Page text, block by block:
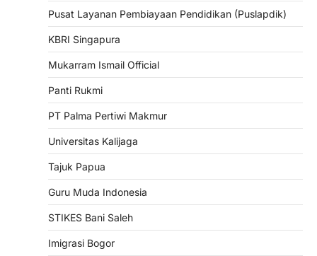
Pusat Layanan Pembiayaan Pendidikan (Puslapdik)
KBRI Singapura
Mukarram Ismail Official
Panti Rukmi
PT Palma Pertiwi Makmur
Universitas Kalijaga
Tajuk Papua
Guru Muda Indonesia
STIKES Bani Saleh
Imigrasi Bogor